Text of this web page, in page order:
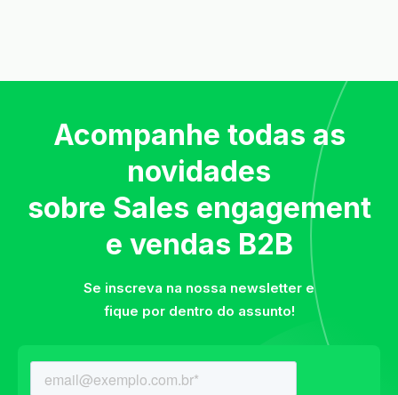
Acompanhe todas as
novidades
sobre Sales engagement
e vendas B2B
Se inscreva na nossa newsletter e
fique por dentro do assunto!